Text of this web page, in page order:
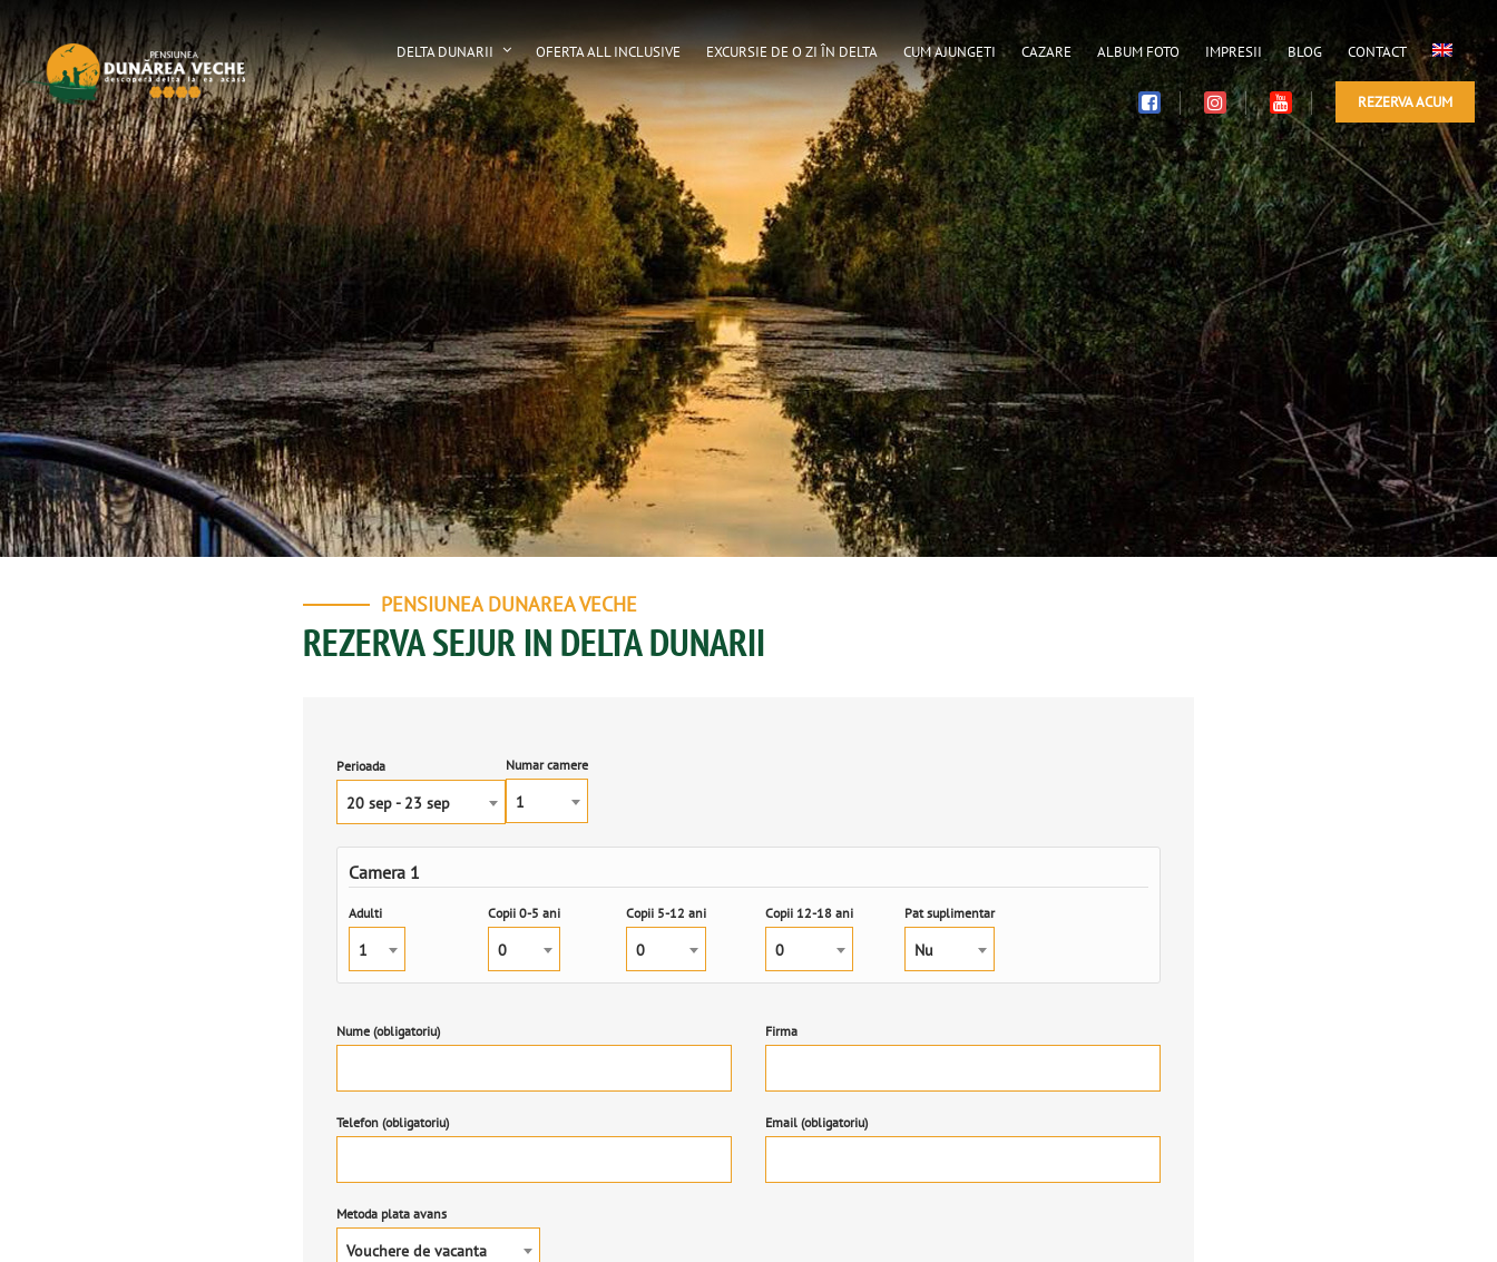
DELTA DUNARII OFERTA ALL INCLUSIVE EXCURSIE DE O ZI ÎN DELTA CUM AJUNGETI CAZARE ALBUM FOTO IMPRESII BLOG CONTACT
REZERVA ACUM
PENSIUNEA DUNAREA VECHE
REZERVA SEJUR IN DELTA DUNARII
Perioada
20 sep - 23 sep
Numar camere
1
Camera 1
Adulti
1
Copii 0-5 ani
0
Copii 5-12 ani
0
Copii 12-18 ani
0
Pat suplimentar
Nu
Nume (obligatoriu) Firma
Telefon (obligatoriu) Email (obligatoriu)
Metoda plata avans
Vouchere de vacanta